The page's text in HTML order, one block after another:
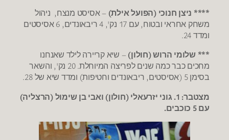
**** ניצן חנוכי (הפועל אילת) – אסיסט מנצח, ניהול
משחק אחראי ובטוח, עם 17 נק', 4 ריבאונדים, 6 אסיסטים
ומדד 24.
*** שלומי הרוש (חולון) – שיא קריירה לילד שאנחנו
מחכים כבר כמה שנים לפריצה המיוחלת. 20 נק', והשאר
בסימן 5 (אסיסטים, ריבאונדים וחטיפות) ומדד שיא של 28.
מצטבר: 1. גוני יזרעאלי (חולון) ואבי בן שימול (הרצליה)
עם 5 כוכבים.